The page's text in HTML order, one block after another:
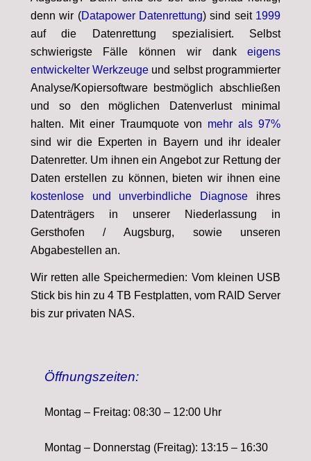
denn wir (Datapower Datenrettung) sind seit 1999
auf die Datenrettung spezialisiert. Selbst
schwierigste Fälle können wir dankeigens
entwickelter Werkzeuge und selbst programmierter
Analyse/Kopiersoftware bestmöglich abschließen
und so den möglichen Datenverlust minimal
halten. Mit einer Traumquote von mehr als 97%
sind wir die Experten in Bayern und ihr idealer
Datenretter. Um ihnen ein Angebot zur Rettung der
Daten erstellen zu können, bieten wir ihnen eine
kostenlose und unverbindliche Diagnose ihres
Datenträgers in unserer Niederlassung in
Gersthofen / Augsburg, sowie unseren
Abgabestellen an.
Wir retten alle Speichermedien: Vom kleinen USB
Stick bis hin zu 4 TB Festplatten, vom RAID Server
bis zur privaten NAS.
Öffnungszeiten:
Montag – Freitag: 08:30 – 12:00 Uhr
Montag – Donnerstag (Freitag): 13:15 – 16:30